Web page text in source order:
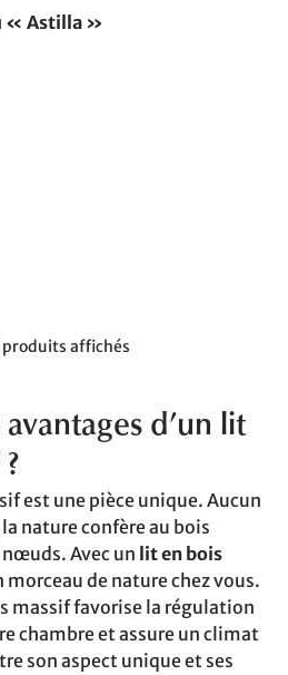
« Astilla »
produits affichés
d’un lit
est une pièce unique. Aucun
nature confère au bois
Avec un lit en bois
morceau de nature chez vous.
massif favorise la régulation
chambre et assure un climat
son aspect unique et ses